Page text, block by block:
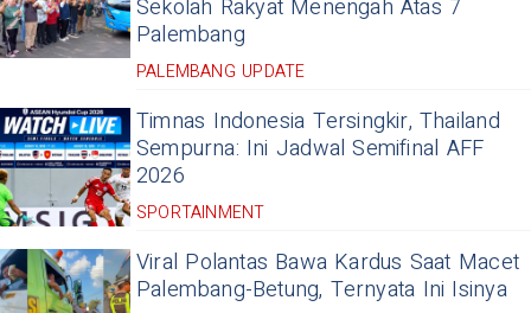
Sekolah Rakyat Menengah Atas 7
Palembang
PALEMBANG UPDATE
Timnas Indonesia Tersingkir, Thailand
Sempurna: Ini Jadwal Semifinal AFF
2026
SPORTAINMENT
Viral Polantas Bawa Kardus Saat Macet
Palembang-Betung, Ternyata Ini Isinya